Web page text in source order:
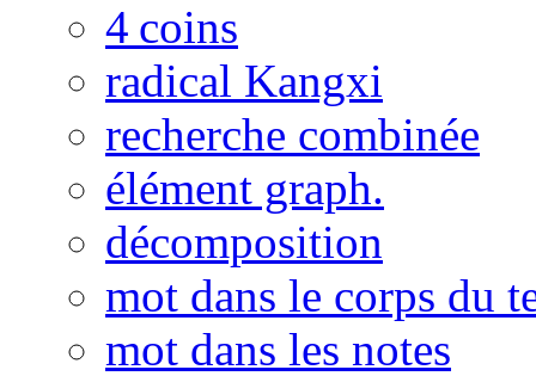
4 coins
radical Kangxi
recherche combinée
élément graph.
décomposition
mot dans le corps du
mot dans les notes